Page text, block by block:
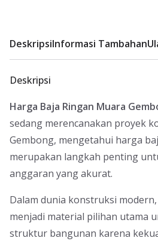
DeskripsiInformasi Tambahan
Deskripsi
Harga Baja Ringan Muara
sedang merencanakan proyek
Gembong, mengetahui harga
merupakan langkah penting
anggaran yang akurat.
Dalam dunia konstruksi
menjadi material pilihan utama
struktur bangunan karena